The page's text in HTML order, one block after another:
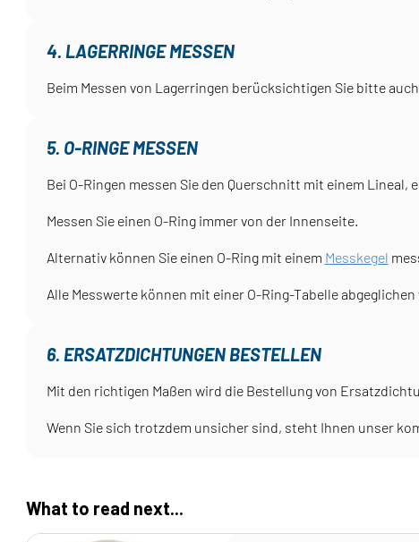
4. LAGERRINGE MESSEN
Beim Messen von Lagerringen berücksichtigen Sie bitte
5. O-RINGE MESSEN
Bei O-Ringen messen Sie den Querschnitt mit einem Lineal,
Messen Sie einen O-Ring immer von der Innenseite.
Alternativ können Sie einen O-Ring mit einem Messkegel
Alle Messwerte können mit einer O-Ring-Tabelle abgeglichen
6. ERSATZDICHTUNGEN BESTELLEN
Mit den richtigen Maßen wird die Bestellung von
Wenn Sie sich trotzdem unsicher sind, steht Ihnen unser
What to read next...